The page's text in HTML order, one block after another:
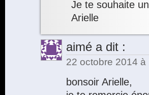
Je te souhaite
Arielle
aimé a dit :
22 octobre 2014 à
bonsoir Arielle,